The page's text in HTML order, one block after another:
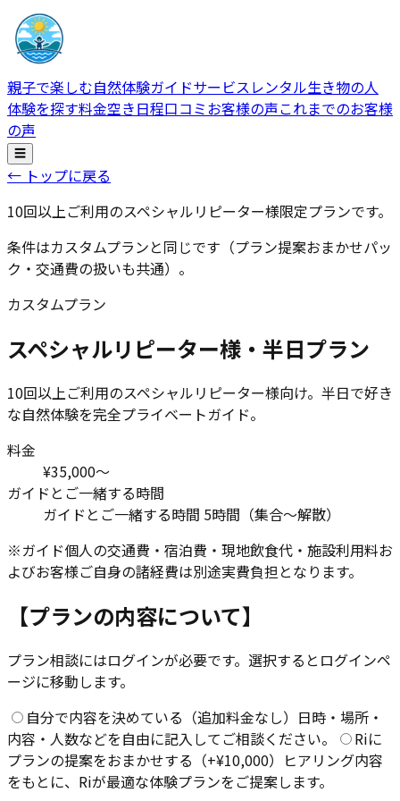
親子で楽しむ自然体験ガイドサービスレンタル生き物の人
体験を探す料金空き日程口コミお客様の声これまでのお客様
の声
☰
← トップに戻る
10回以上ご利用のスペシャルリピーター様限定プランです。
条件はカスタムプランと同じです（プラン提案おまかせパッ
ク・交通費の扱いも共通）。
カスタムプラン
スペシャルリピーター様・半日プラン
10回以上ご利用のスペシャルリピーター様向け。半日で好き
な自然体験を完全プライベートガイド。
料金
¥35,000〜
ガイドとご一緒する時間
ガイドとご一緒する時間 5時間（集合〜解散）
※ガイド個人の交通費・宿泊費・現地飲食代・施設利用料お
よびお客様ご自身の諸経費は別途実費負担となります。
【プランの内容について】
プラン相談にはログインが必要です。選択するとログインペ
ージに移動します。
自分で内容を決めている（追加料金なし） 日時・場所・
内容・人数などを自由に記入してご相談ください。
Riに
プランの提案をおまかせする（+¥10,000） ヒアリング内容
をもとに、Riが最適な体験プランをご提案します。